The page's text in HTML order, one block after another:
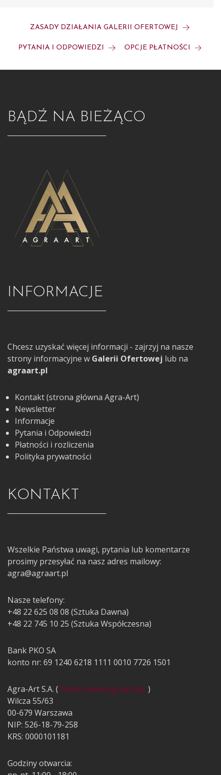
ZASADY DZIAŁANIA GALERII OFERTOWEJ
PYTANIA I ODPOWIEDZI OPCJE PŁATNOŚCI
BĄDŹ NA BIEŻĄCO
INFORMACJE
Chcesz uzyskać więcej informacji - zajrzyj na nasze
strony informacyjne w Galerii Ofertowej lub na
agraart.pl
Kontakt (strona główna Agra-Art)
Newsletter
Informacje
Pytania i Odpowiedzi
Płatności i rozliczenia
Polityka prywatności
KONTAKT
Wszelkie Państwa uwagi, pytania lub komentarze
prosimy przesyłać na nasz adres mailowy:
agra@agraart.pl
Nasze telefony:
+48 22 625 08 08 (Sztuka Dawna)
+48 22 745 10 25 (Sztuka Współczesna)
Bank PKO SA
konto nr: 69 1240 6218 1111 0010 7726 1501
Agra-Art S.A. ( https://www.agraart.pl/)
Wilcza 55/63
00-679 Warszawa
NIP: 526-18-79-258
KRS: 0000101181
Godziny otwarcia: